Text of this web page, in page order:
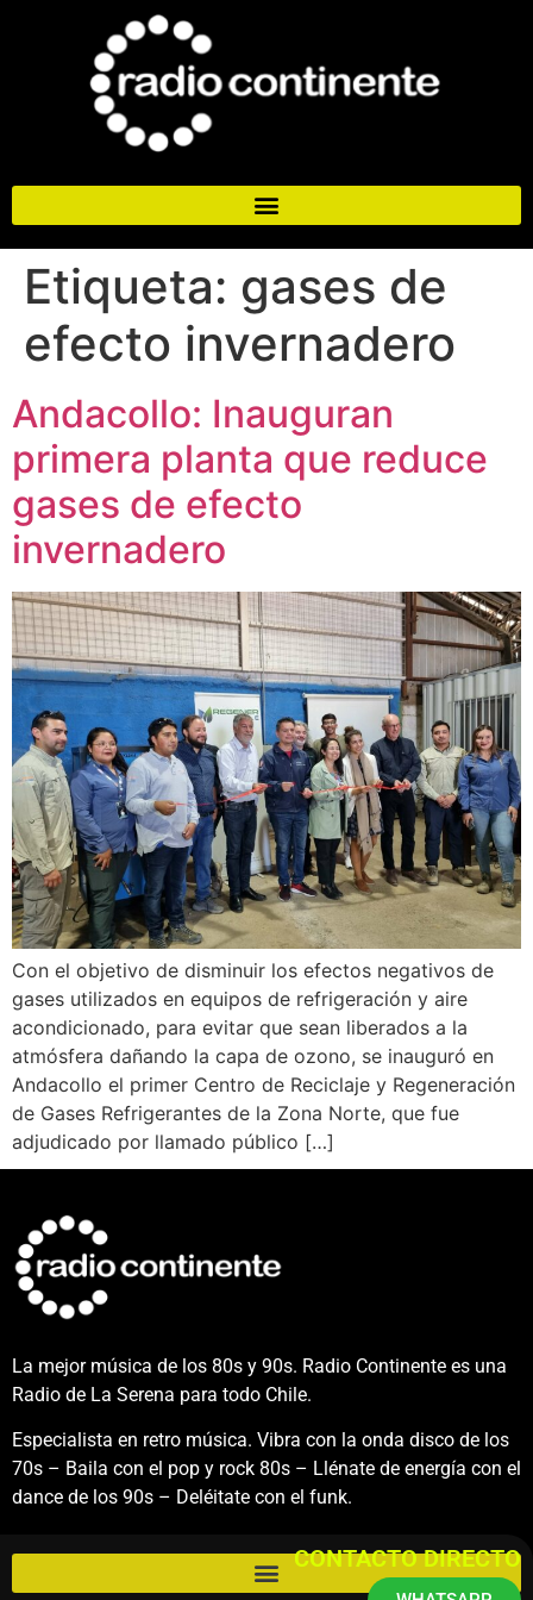
Etiqueta: gases de
efecto invernadero
Andacollo: Inauguran
primera planta que reduce
gases de efecto
invernadero
Con el objetivo de disminuir los efectos negativos de
gases utilizados en equipos de refrigeración y aire
acondicionado, para evitar que sean liberados a la
atmósfera dañando la capa de ozono, se inauguró en
Andacollo el primer Centro de Reciclaje y Regeneración
de Gases Refrigerantes de la Zona Norte, que fue
adjudicado por llamado público […]
La mejor música de los 80s y 90s. Radio Continente es una
Radio de La Serena para todo Chile.
Especialista en retro música. Vibra con la onda disco de los
70s – Baila con el pop y rock 80s – Llénate de energía con el
dance de los 90s – Deléitate con el funk.
CONTACTO DIRECTO